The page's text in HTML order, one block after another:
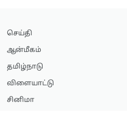
செய்தி
ஆன்மீகம்
தமிழ்நாடு
விளையாட்டு
சினிமா